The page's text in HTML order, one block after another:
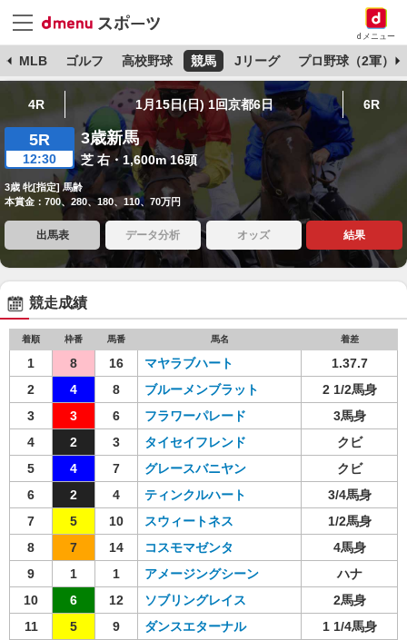
dメニュー
MLB ゴルフ 高校野球 競馬 Jリーグ プロ野球（2軍）
4R 1月15日(日) 1回京都6日 6R
5R
12:30
3歳新馬
芝 右・1,600m 16頭
3歳 牝[指定] 馬齢
本賞金：700、280、180、110、70万円
出馬表 データ分析 オッズ 結果
競走成績
着順 枠番 馬番 馬名 着差
1 8 16 マヤラブハート
1.37.7
2
4 8 ブルーメンブラット
2 1/2馬身
3
3 6 フラワーパレード
3馬身
4
2 3 タイセイフレンド
クビ
5
4 7 グレースバニヤン
クビ
6
2 4 ティンクルハート
3/4馬身
7
5 10 スウィートネス
1/2馬身
8
7 14 コスモマゼンタ
4馬身
9
1 1 アメージングシーン
ハナ
10
6 12 ソブリングレイス
2馬身
11
5 9 ダンスエターナル
1 1/4馬身